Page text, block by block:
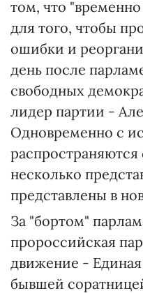
том, что
для того, чтобы
ошибки и
день после
свободных
лидер партии -
Одновременно с
несколько
представлены в
За "бортом"
пророссийская
движение - Единая
бывшей